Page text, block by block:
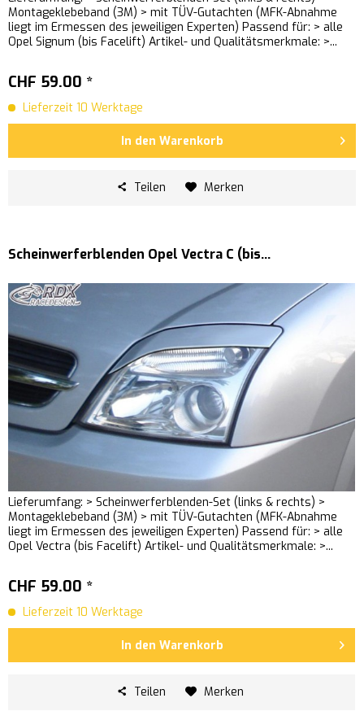
Montageklebeband (3M) > mit TÜV-Gutachten (MFK-Abnahme
liegt im Ermessen des jeweiligen Experten) Passend für: > alle
Opel Signum (bis Facelift) Artikel- und Qualitätsmerkmale: >...
CHF 59.00 *
Lieferzeit 10 Werktage
In den Warenkorb
Teilen Merken
Scheinwerferblenden Opel Vectra C (bis...
Lieferumfang: > Scheinwerferblenden-Set (links & rechts) >
Montageklebeband (3M) > mit TÜV-Gutachten (MFK-Abnahme
liegt im Ermessen des jeweiligen Experten) Passend für: > alle
Opel Vectra (bis Facelift) Artikel- und Qualitätsmerkmale: >...
CHF 59.00 *
Lieferzeit 10 Werktage
In den Warenkorb
Teilen Merken